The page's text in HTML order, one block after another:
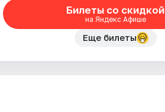
Билеты со скидкой
на Яндекс Афише
Еще билеты